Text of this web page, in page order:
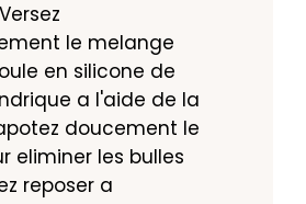
le melange
en silicone de
a l'aide de la
doucement le
eliminer les bulles
reposer a